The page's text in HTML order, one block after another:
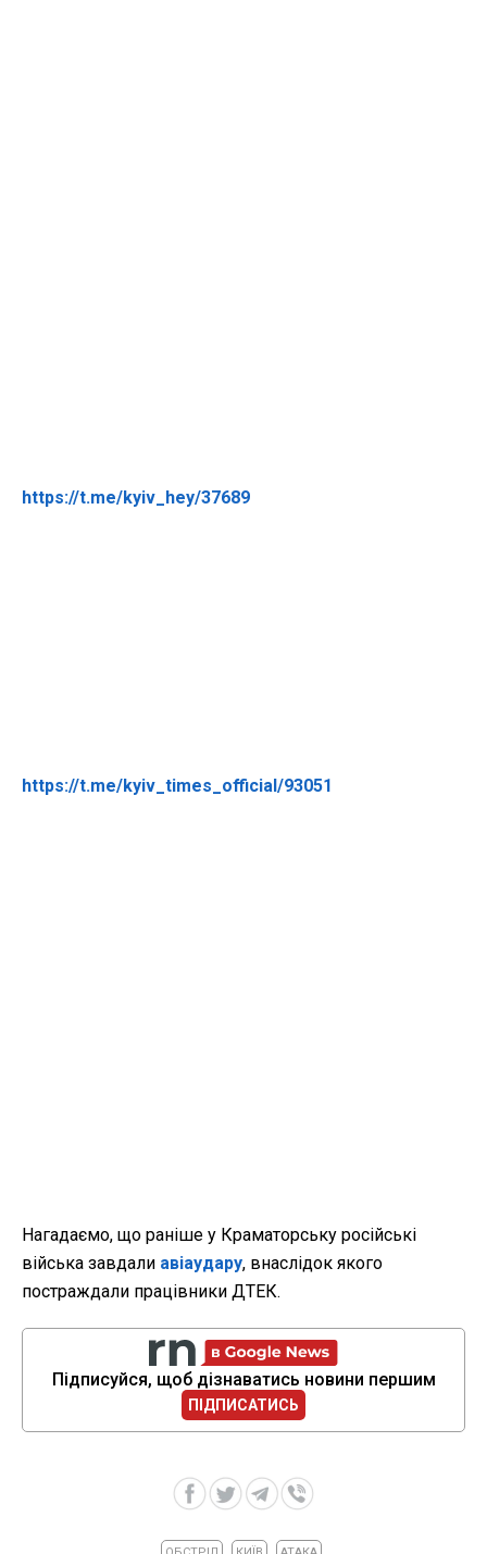
https://t.me/kyiv_hey/37689
https://t.me/kyiv_times_official/93051
Нагадаємо, що раніше у Краматорську російські
війська завдали авіаудару, внаслідок якого
постраждали працівники ДТЕК.
Підписуйся, щоб дізнаватись новини першим
ПІДПИСАТИСЬ